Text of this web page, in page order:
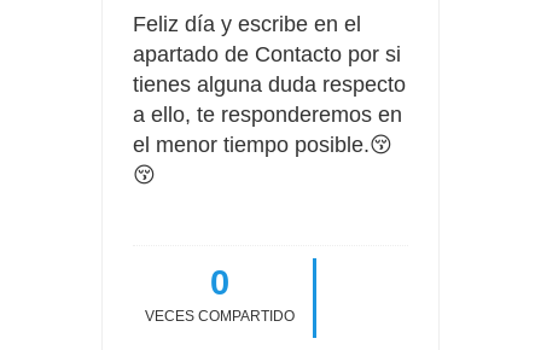
Feliz día y escribe en el
apartado de Contacto por si
tienes alguna duda respecto
a ello, te responderemos en
el menor tiempo posible.😚
😚
0
VECES COMPARTIDO